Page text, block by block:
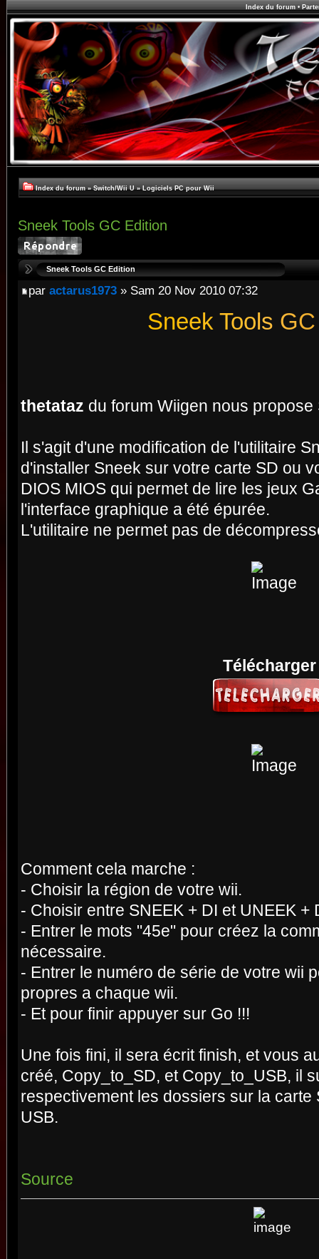
Index du forum•
Index du forum » Switch/Wii U » Logiciels PC pour Wii
Sneek Tools GC Edition
Sneek Tools GC Edition
par actarus1973 » Sam 20 Nov 2010 07:32
Sneek Tools GC
thetataz du forum Wiigen nous
Il s'agit d'une modification de l'utilitaire
d'installer Sneek sur votre carte SD ou
DIOS MIOS qui permet de lire les jeux
l'interface graphique a été épurée.
L'utilitaire ne permet pas de
Télécharger
Comment cela marche :
- Choisir la région de votre wii.
- Choisir entre SNEEK + DI et UNEEK +
- Entrer le mots "45e" pour créez la
nécessaire.
- Entrer le numéro de série de votre wii
propres a chaque wii.
- Et pour finir appuyer sur Go !!!
Une fois fini, il sera écrit finish, et vous
créé, Copy_to_SD, et Copy_to_USB, il
respectivement les dossiers sur la carte
USB.
Source